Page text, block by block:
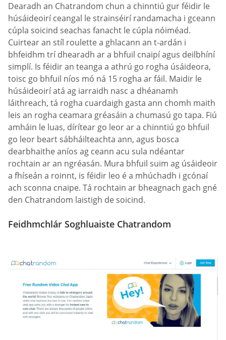
Dearadh an Chatrandom chun a chinntiú gur féidir le
húsáideoirí ceangal le strainséirí randamacha i gceann
cúpla soicind seachas fanacht le cúpla nóiméad.
Cuirtear an stíl roulette a ghlacann an t-ardán i
bhfeidhm trí dhearadh ar a bhfuil cnaipí agus deilbhíní
simplí. Is féidir an teanga a athrú go rogha úsáideora,
toisc go bhfuil níos mó ná 15 rogha ar fáil. Maidir le
húsáideoirí atá ag iarraidh nasc a dhéanamh
láithreach, tá rogha cuardaigh gasta ann chomh maith
leis an rogha ceamara gréasáin a chumasú go tapa. Fiú
amháin le luas, dírítear go leor ar a chinntiú go bhfuil
go leor beart sábháilteachta ann, agus bosca
dearbhaithe aníos ag ceann acu sula ndéantar
rochtain ar an ngréasán. Mura bhfuil suim ag úsáideoir
a fhíseán a roinnt, is féidir leo é a mhúchadh i gcónaí
ach sconna cnaipe. Tá rochtain ar bheagnach gach gné
den Chatrandom laistigh de soicind.
Feidhmchlár Soghluaiste Chatrandom